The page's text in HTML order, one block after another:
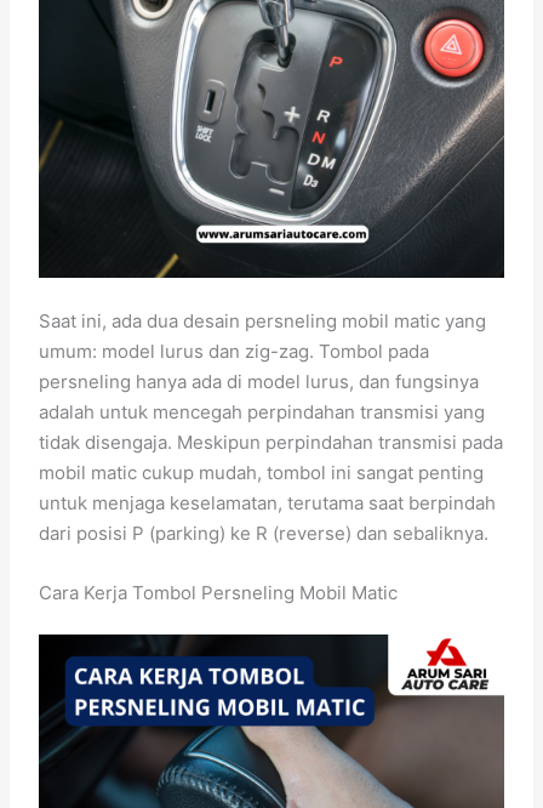
Saat ini, ada dua desain persneling mobil matic yang
umum: model lurus dan zig-zag. Tombol pada
persneling hanya ada di model lurus, dan fungsinya
adalah untuk mencegah perpindahan transmisi yang
tidak disengaja. Meskipun perpindahan transmisi pada
mobil matic cukup mudah, tombol ini sangat penting
untuk menjaga keselamatan, terutama saat berpindah
dari posisi P (parking) ke R (reverse) dan sebaliknya.
Cara Kerja Tombol Persneling Mobil Matic